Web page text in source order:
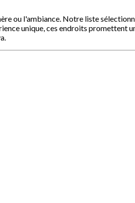
ou l'ambiance. Notre liste
unique, ces endroits promettent